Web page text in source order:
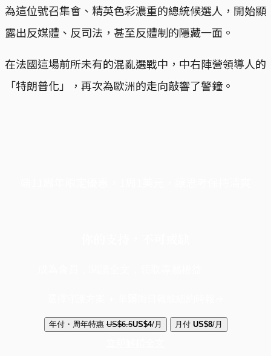
為這位號召集會、精英色彩濃重的總統候選人，開始顯
露出反媒體、反司法，甚至反體制的隱藏一面。
在法國這場前所未有的混亂選戰中，中右陣營領導人的
「特朗普化」，再次為歐洲的走向敲響了警鐘。
年付・周年特惠 US$6.5US$4/月 月付 US$8/月